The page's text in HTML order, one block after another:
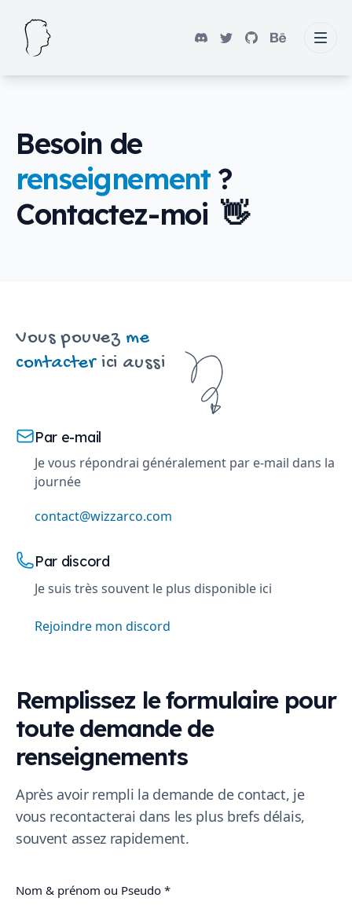
Besoin de
renseignement?
Contactez-moi 👋
Vous pouvez me
contacterici aussi
Par e-mail
Je vous répondrai généralement par e-mail dans la
journée
contact@wizzarco.com
Par discord
Je suis très souvent le plus disponible ici
Rejoindre mon discord
Remplissez le formulaire pour
toute demande de
renseignements
Après avoir rempli la demande de contact, je
vous recontacterai dans les plus brefs délais,
souvent assez rapidement.
Nom & prénom ou Pseudo *